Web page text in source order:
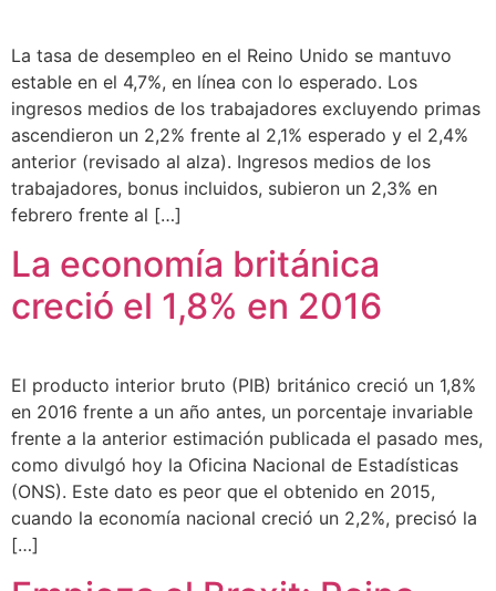
La tasa de desempleo en el Reino Unido se mantuvo
estable en el 4,7%, en línea con lo esperado. Los
ingresos medios de los trabajadores excluyendo primas
ascendieron un 2,2% frente al 2,1% esperado y el 2,4%
anterior (revisado al alza). Ingresos medios de los
trabajadores, bonus incluidos, subieron un 2,3% en
febrero frente al […]
La economía británica
creció el 1,8% en 2016
El producto interior bruto (PIB) británico creció un 1,8%
en 2016 frente a un año antes, un porcentaje invariable
frente a la anterior estimación publicada el pasado mes,
como divulgó hoy la Oficina Nacional de Estadísticas
(ONS). Este dato es peor que el obtenido en 2015,
cuando la economía nacional creció un 2,2%, precisó la
[…]